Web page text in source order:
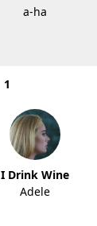
a-ha
1
I Drink Wine
Adele